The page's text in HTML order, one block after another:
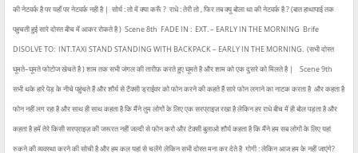
की नेटवर्क है पर यहाँ पर नेटवर्क नही है | सोर्य : तो में क्या करूँ ? राधे : तेरी तो , फिर तब क्यू बोला था की नेटवर्क है ? (बात हाथापाई तक
पहुचती हुई सारे दोस्त बीच में आकर रोकते है ) Scene 8th FADE IN : EXT. – EARLY IN THE MORNING Brife
DISOLVE TO: INT.TAXI STAND STANDING WITH BACKPACK – EARLY IN THE MORNING. (सभी दोस्त
घूमते–घूमते फोटोज खेचते है ) शाम तक सभी जंगल की तारीफ़ करते हुए घूमते है और शाम को एक दुसरे को मिलते है |
Scene 9th
सभी थके हारे पेड़ के नीचे पहुंचते हैं और शौर्य से टैक्सी ड्राईवर को फोन करने की कहते हैं सारे फोन लगाने का नाटक करता है और कहता है
फोन नहीं लग रहा है और साथ ही साथ कहता है कि मैंने तुम लोगों के लिए एक सरप्राइज़ रखा है लेकिन हर राधे बीच में ही बोल पड़ता है और
कहता है हमें तेरे किसी सरप्राइज़ की जरूरत नहीं जल्दी से फोन करो और टेक्सी बुलाओ शौर्य कहता है कि मैंने हम सब लोगों के लिए यहां
रुकने की व्यवस्था करने की सोची है और हम कल यहां से चलेंगे लेकिन सभी दोस्त मना कर देते है गोगी : लेकिन आज हम के नहीं जाएंगे?